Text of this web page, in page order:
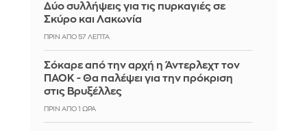
Δύο συλλήψεις για τις πυρκαγιές σε
Σκύρο και Λακωνία
ΠΡΙΝ ΑΠΌ 57 ΛΕΠΤΆ
Σόκαρε από την αρχή η Άντερλεχτ τον
ΠΑΟΚ - Θα παλέψει για την πρόκριση
στις Βρυξέλλες
ΠΡΙΝ ΑΠΌ 1 ΏΡΑ